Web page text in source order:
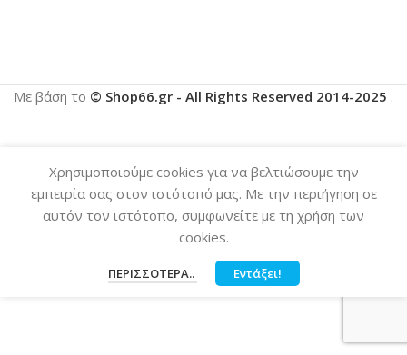
Με βάση το © Shop66.gr - All Rights Reserved 2014-2025 .
Χρησιμοποιούμε cookies για να βελτιώσουμε την
εμπειρία σας στον ιστότοπό μας. Με την περιήγηση σε
αυτόν τον ιστότοπο, συμφωνείτε με τη χρήση των
cookies.
ΠΕΡΙΣΣΌΤΕΡΑ.. Εντάξει!